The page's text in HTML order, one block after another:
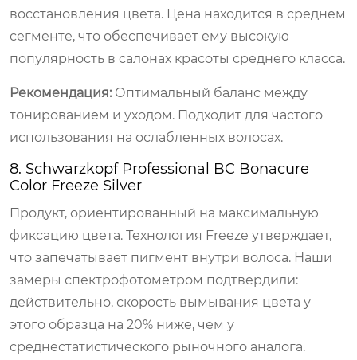
восстановления цвета. Цена находится в среднем
сегменте, что обеспечивает ему высокую
популярность в салонах красоты среднего класса.
Рекомендация: Оптимальный баланс между
тонированием и уходом. Подходит для частого
использования на ослабленных волосах.
8. Schwarzkopf Professional BC Bonacure
Color Freeze Silver
Продукт, ориентированный на максимальную
фиксацию цвета. Технология Freeze утверждает,
что запечатывает пигмент внутри волоса. Наши
замеры спектрофотометром подтвердили:
действительно, скорость вымывания цвета у
этого образца на 20% ниже, чем у
среднестатистического рыночного аналога.